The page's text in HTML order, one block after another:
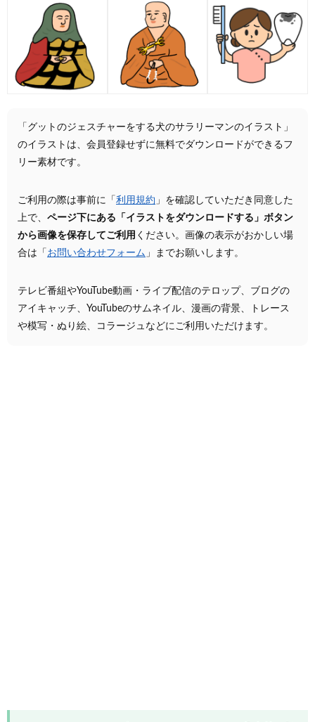
「グットのジェスチャーをする犬のサラリーマンのイラスト」
のイラストは、会員登録せずに無料でダウンロードができるフ
リー素材です。
ご利用の際は事前に「 利用規約 」を確認していただき同意した
上で、 ページ下にある「イラストをダウンロードする」ボタン
から画像を保存してご利用 ください。画像の表示がおかしい場
合は「 お問い合わせフォーム 」までお願いします。
テレビ番組やYouTube動画・ライブ配信のテロップ、ブログの
アイキャッチ、YouTubeのサムネイル、漫画の背景、トレース
や模写・ぬり絵、コラージュなどにご利用いただけます。